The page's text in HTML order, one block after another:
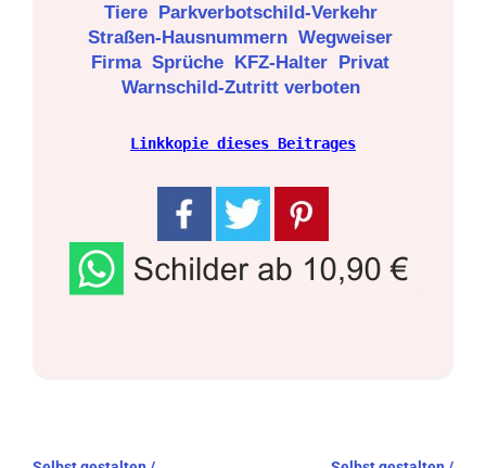
Tiere Parkverbotschild-Verkehr
Straßen-Hausnummern Wegweiser
Firma Sprüche KFZ-Halter Privat
Warnschild-Zutritt verboten
Linkkopie dieses Beitrages